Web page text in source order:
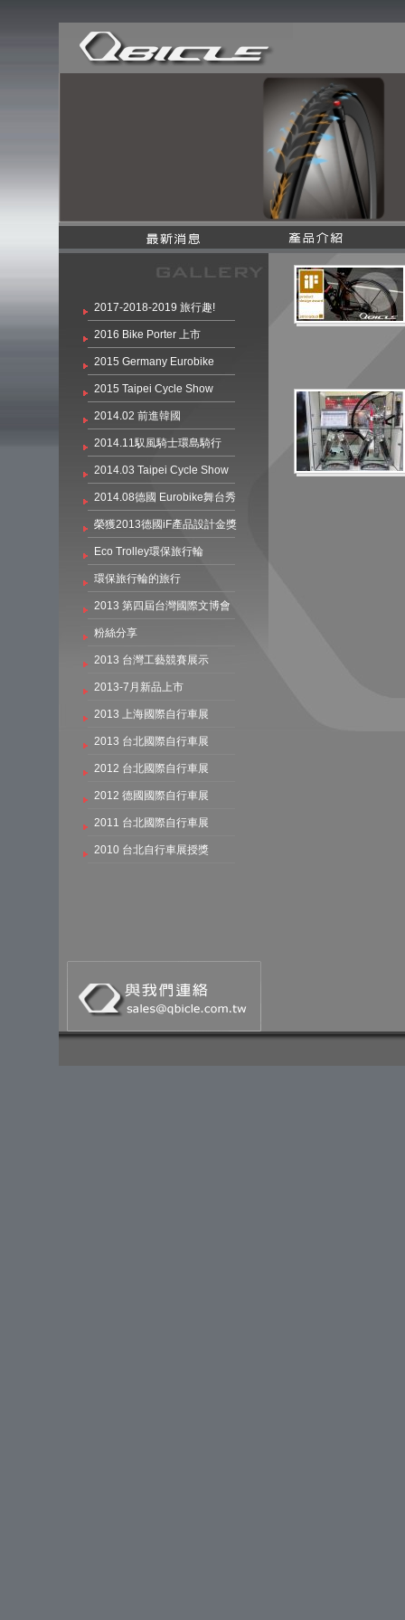
2017-2018-2019 旅行趣!
2016 Bike Porter 上市
2015 Germany Eurobike
2015 Taipei Cycle Show
2014.02 前進韓國
2014.11馭風騎士環島騎行
2014.03 Taipei Cycle Show
2014.08德國 Eurobike舞台秀
榮獲2013德國iF產品設計金獎
Eco Trolley環保旅行輪
環保旅行輪的旅行
2013 第四屆台灣國際文博會
粉絲分享
2013 台灣工藝競賽展示
2013-7月新品上市
2013 上海國際自行車展
2013 台北國際自行車展
2012 台北國際自行車展
2012 德國國際自行車展
2011 台北國際自行車展
2010 台北自行車展授獎